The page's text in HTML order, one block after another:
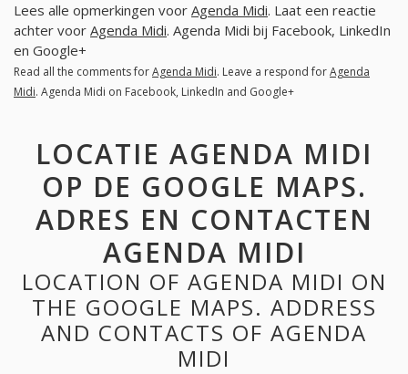
Lees alle opmerkingen voor Agenda Midi. Laat een reactie
achter voor Agenda Midi. Agenda Midi bij Facebook, LinkedIn
en Google+
Read all the comments forAgenda Midi. Leave a respond forAgenda
Midi. Agenda Midi on Facebook, LinkedIn and Google+
LOCATIE AGENDA MIDI
OP DE GOOGLE MAPS.
ADRES EN CONTACTEN
AGENDA MIDI
LOCATION OF AGENDA MIDI ON
THE GOOGLE MAPS. ADDRESS
AND CONTACTS OF AGENDA
MIDI